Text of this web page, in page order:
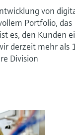
von
Portfolio, das
es, den Kunden
derzeit mehr als
Division